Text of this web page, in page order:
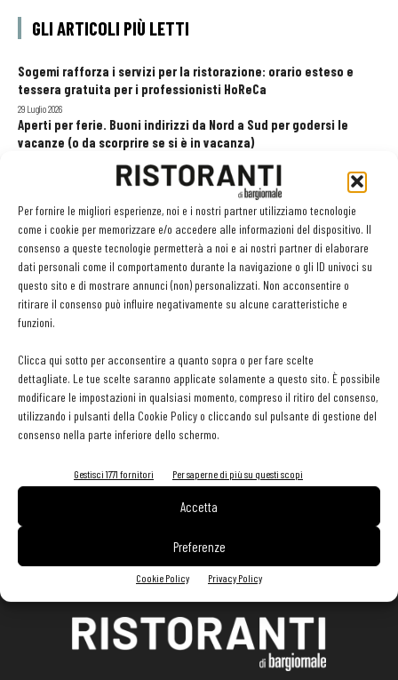
Per fornire le migliori esperienze, noi e i nostri partner utilizziamo tecnologie
come i cookie per memorizzare e/o accedere alle informazioni del dispositivo. Il
consenso a queste tecnologie permetterà a noi e ai nostri partner di elaborare
dati personali come il comportamento durante la navigazione o gli ID univoci su
questo sito e di mostrare annunci (non) personalizzati. Non acconsentire o
ritirare il consenso può influire negativamente su alcune caratteristiche e
funzioni.
Clicca qui sotto per acconsentire a quanto sopra o per fare scelte
dettagliate. Le tue scelte saranno applicate solamente a questo sito. È possibile
modificare le impostazioni in qualsiasi momento, compreso il ritiro del consenso,
utilizzando i pulsanti della Cookie Policy o cliccando sul pulsante di gestione del
consenso nella parte inferiore dello schermo.
Gestisci 1771 fornitori Per saperne di più su questi scopi
Accetta
Preferenze
Cookie Policy Privacy Policy
GLI ARTICOLI PIÙ LETTI
Sogemi rafforza i servizi per la ristorazione: orario esteso e
tessera gratuita per i professionisti HoReCa
29 Luglio 2026
Aperti per ferie. Buoni indirizzi da Nord a Sud per godersi le
vacanze (o da scorprire se si è in vacanza)
Recensioni online, Fipe e le associazioni del turismo chiedono
modifiche alle Linee Guida dell’Antitrust
20 Luglio 2026
EDICOLA WEB